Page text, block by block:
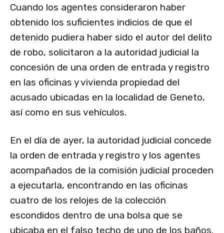
Cuando los agentes consideraron haber
obtenido los suficientes indicios de que el
detenido pudiera haber sido el autor del delito
de robo, solicitaron a la autoridad judicial la
concesión de una orden de entrada y registro
en las oficinas y vivienda propiedad del
acusado ubicadas en la localidad de Geneto,
así como en sus vehículos.
En el día de ayer, la autoridad judicial concede
la orden de entrada y registro y los agentes
acompañados de la comisión judicial proceden
a ejecutarla, encontrando en las oficinas
cuatro de los relojes de la colección
escondidos dentro de una bolsa que se
ubicaba en el falso techo de uno de los baños.